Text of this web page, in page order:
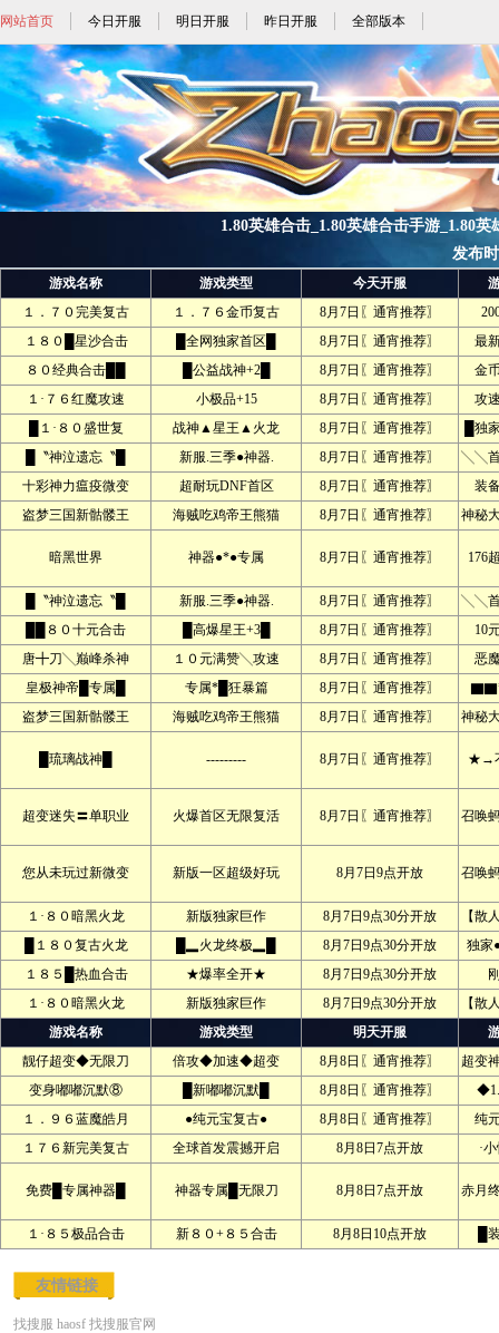
网站首页 今日开服 明日开服 昨日开服 全部版本
1.80英雄合击_1.80英雄合击手游_1.80
发布
游戏名称 游戏类型 今天开服
１．７０完美复古
１．７６金币复古 8月7日〖通宵推荐〗
１８０█星沙合击
█全网独家首区█ 8月7日〖通宵推荐〗
最
８０经典合击██
█公益战神+2█ 8月7日〖通宵推荐〗
金
１·７６红魔攻速
小极品+15 8月7日〖通宵推荐〗
攻
█１·８０盛世复
战神▲星王▲火龙 8月7日〖通宵推荐〗
█独
█〝神泣遗忘〝█
新服.三季●神器. 8月7日〖通宵推荐〗
╲╲
十彩神力瘟疫微变
超耐玩DNF首区 8月7日〖通宵推荐〗
装
盗梦三国新骷髅王
海贼吃鸡帝王熊猫 8月7日〖通宵推荐〗 神秘
暗黑世界 神器●*●专属 8月7日〖通宵推荐〗 176
█〝神泣遗忘〝█ 新服.三季●神器. 8月7日〖通宵推荐〗
╲╲
██８０十元合击
█高爆星王+3█ 8月7日〖通宵推荐〗
10
唐╋刀╲巅峰杀神
１０元满赞╲攻速 8月7日〖通宵推荐〗
恶
皇极神帝█专属█
专属*█狂暴篇 8月7日〖通宵推荐〗
盗梦三国新骷髅王
海贼吃鸡帝王熊猫 8月7日〖通宵推荐〗 神秘
█琉璃战神█ --------- 8月7日〖通宵推荐〗 ★→
超变迷失〓单职业 火爆首区无限复活 8月7日〖通宵推荐〗 召唤
您从未玩过新微变 新版一区超级好玩 8月7日9点开放 召唤
１·８０暗黑火龙 新版独家巨作 8月7日9点30分开放
【散
█１８０复古火龙
█▂火龙终极▂█ 8月7日9点30分开放
独家
１８５█热血合击
★爆率全开★ 8月7日9点30分开放
１·８０暗黑火龙
新版独家巨作 8月7日9点30分开放
【散
游戏名称
游戏类型 明天开服
靓仔超变◆无限刀
倍攻◆加速◆超变 8月8日〖通宵推荐〗
超变
变身嘟嘟沉默⑧
█新嘟嘟沉默█ 8月8日〖通宵推荐〗
１．９６蓝魔皓月
●纯元宝复古● 8月8日〖通宵推荐〗
纯
１７６新完美复古
全球首发震撼开启 8月8日7点开放 ·
免费█专属神器█ 神器专属█无限刀 8月8日7点开放 赤月
１·８５极品合击 新８０+８５合击 8月8日10点开放 █
友情链接
找搜服 haosf 找搜服官网